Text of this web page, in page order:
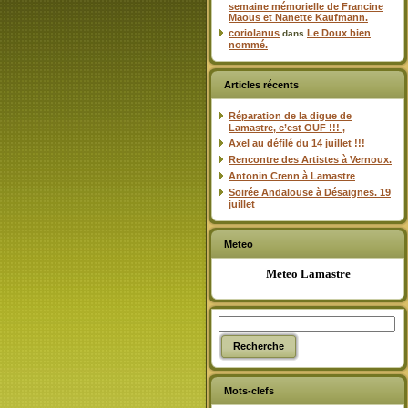
semaine mémorielle de Francine
Maous et Nanette Kaufmann.
coriolanus dans Le Doux bien
nommé.
Articles récents
Réparation de la digue de
Lamastre, c’est OUF !!! ,
Axel au défilé du 14 juillet !!!
Rencontre des Artistes à Vernoux.
Antonin Crenn à Lamastre
Soirée Andalouse à Désaignes. 19
juillet
Meteo
Meteo Lamastre
Mots-clefs